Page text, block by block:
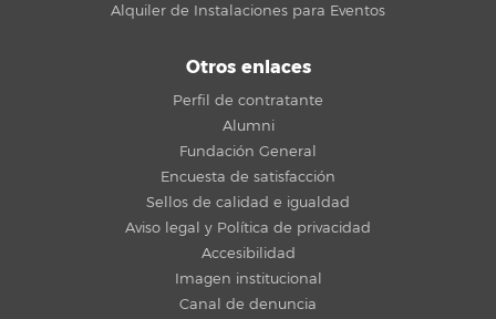
Alquiler de Instalaciones para Eventos
Otros enlaces
Perfil de contratante
Alumni
Fundación General
Encuesta de satisfacción
Sellos de calidad e igualdad
Aviso legal y Política de privacidad
Accesibilidad
Imagen institucional
Canal de denuncia